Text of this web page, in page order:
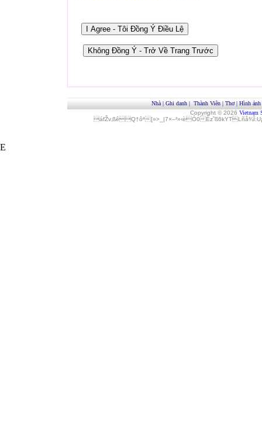
Nhà | Ghi danh | Thành Viên | Thơ| Hình ảnh
Copyright © 2026 Vietnam
áfŽv‚ßêQ†ôª[»>_|7×–²»‹èÓ0
E